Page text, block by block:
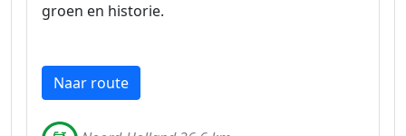
groen en historie.
Naar route